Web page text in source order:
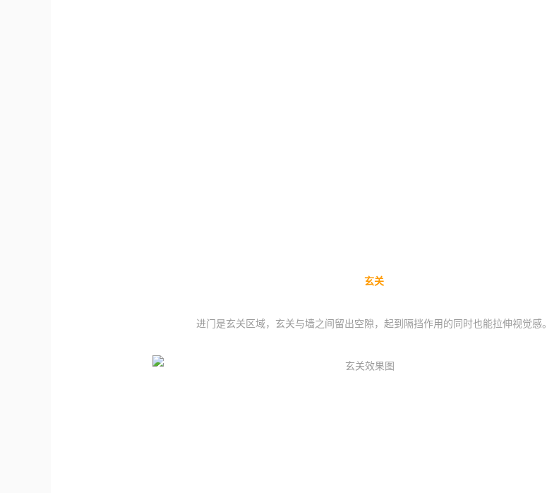
玄关
进门是玄关区域，玄关与墙之间留出空隙，起到隔挡作用的同时也能拉伸视觉感。